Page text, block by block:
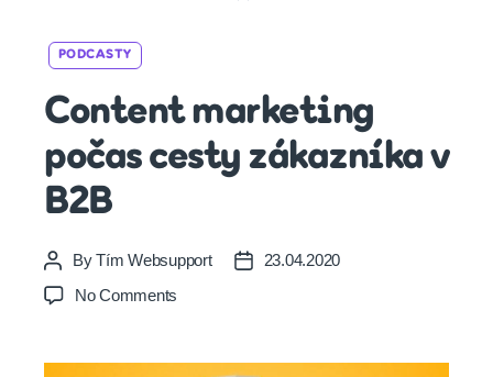
PODCASTY
Content marketing
počas cesty zákazníka v
B2B
Post
author
ByTím Websupport
Post23.04.2020
No Comments
počas